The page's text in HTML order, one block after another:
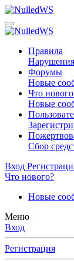
Правила
Форумы
Новые
Что
Новые
Сбор
Вход
Что нового?
Новые
Меню
Вход
Регистрация